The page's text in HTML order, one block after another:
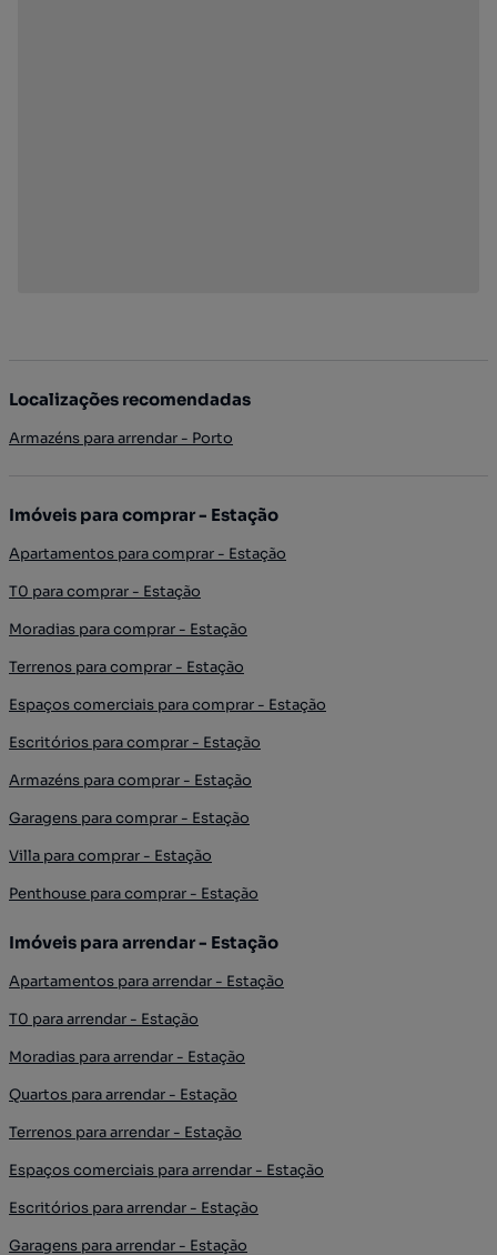
Localizações recomendadas
Armazéns para arrendar - Porto
Imóveis para comprar - Estação
Apartamentos para comprar - Estação
T0 para comprar - Estação
Moradias para comprar - Estação
Terrenos para comprar - Estação
Espaços comerciais para comprar - Estação
Escritórios para comprar - Estação
Armazéns para comprar - Estação
Garagens para comprar - Estação
Villa para comprar - Estação
Penthouse para comprar - Estação
Imóveis para arrendar - Estação
Apartamentos para arrendar - Estação
T0 para arrendar - Estação
Moradias para arrendar - Estação
Quartos para arrendar - Estação
Terrenos para arrendar - Estação
Espaços comerciais para arrendar - Estação
Escritórios para arrendar - Estação
Garagens para arrendar - Estação